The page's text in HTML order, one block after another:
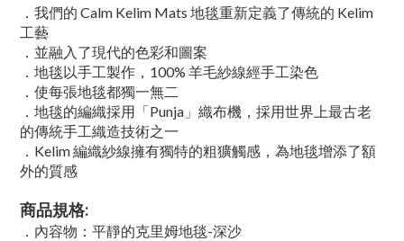
．我們的 Calm Kelim Mats 地毯重新定義了傳統的 Kelim
工藝
．並融入了現代的色彩和圖案
．地毯以手工製作，100% 羊毛紗線經手工染色
．使每張地毯都獨一無二
．地毯的編織採用「Punja」織布機，採用世界上最古老
的傳統手工織造技術之一
．Kelim 編織紗線擁有獨特的粗獷觸感，為地毯增添了額
外的質感
商品規格:
．內容物：平靜的克里姆地毯-深沙